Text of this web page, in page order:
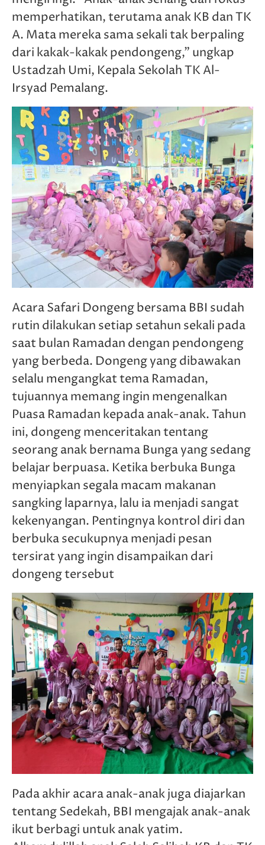
memperhatikan, terutama anak KB dan TK
A. Mata mereka sama sekali tak berpaling
dari kakak-kakak pendongeng,” ungkap
Ustadzah Umi, Kepala Sekolah TK Al-
Irsyad Pemalang.
Acara Safari Dongeng bersama BBI sudah
rutin dilakukan setiap setahun sekali pada
saat bulan Ramadan dengan pendongeng
yang berbeda. Dongeng yang dibawakan
selalu mengangkat tema Ramadan,
tujuannya memang ingin mengenalkan
Puasa Ramadan kepada anak-anak. Tahun
ini, dongeng menceritakan tentang
seorang anak bernama Bunga yang sedang
belajar berpuasa. Ketika berbuka Bunga
menyiapkan segala macam makanan
sangking laparnya, lalu ia menjadi sangat
kekenyangan. Pentingnya kontrol diri dan
berbuka secukupnya menjadi pesan
tersirat yang ingin disampaikan dari
dongeng tersebut
Pada akhir acara anak-anak juga diajarkan
tentang Sedekah, BBI mengajak anak-anak
ikut berbagi untuk anak yatim.